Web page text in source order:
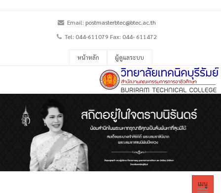
Email: postmasterbtec@btec.ac.th
Tel: 044-611079 Fax: 044- 611472
หน้าหลัก ผู้ดูแลระบบ
เมนู